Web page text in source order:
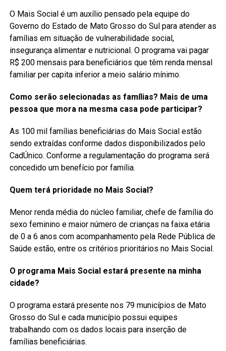
O Mais Social é um auxílio pensado pela equipe do
Governo do Estado de Mato Grosso do Sul para atender as
famílias em situação de vulnerabilidade social,
insegurança alimentar e nutricional. O programa vai pagar
R$ 200 mensais para beneficiários que têm renda mensal
familiar per capita inferior a meio salário mínimo.
Como serão selecionadas as famílias? Mais de uma
pessoa que mora na mesma casa pode participar?
As 100 mil famílias beneficiárias do Mais Social estão
sendo extraídas conforme dados disponibilizados pelo
CadÚnico. Conforme a regulamentação do programa será
concedido um benefício por família.
Quem terá prioridade no Mais Social?
Menor renda média do núcleo familiar, chefe de família do
sexo feminino e maior número de crianças na faixa etária
de 0 a 6 anos com acompanhamento pela Rede Pública de
Saúde estão, entre os critérios prioritários no Mais Social.
O programa Mais Social estará presente na minha
cidade?
O programa estará presente nos 79 municípios de Mato
Grosso do Sul e cada município possui equipes
trabalhando com os dados locais para inserção de
famílias beneficiárias.